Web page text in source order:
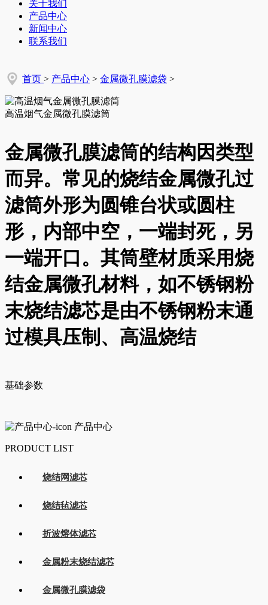
关于我们
产品中心
新闻中心
联系我们
首页 > 产品中心 > 金属微孔膜滤袋 >
高温烟气金属微孔膜滤筒
金属微孔膜滤筒的结构因类型
而异。常见的烧结金属微孔过
滤筒外形为圆锥台状或圆柱
形，内部中空，一端封死，另
一端开口。其筒壁材质采用烧
结金属微孔材料，如不锈钢粉
末烧结滤芯是由不锈钢粉末通
过模具压制、高温烧结
基础参数
产品中心
PRODUCT LIST
烧结网滤芯
烧结毡滤芯
折波熔体滤芯
金属粉末烧结滤芯
金属微孔膜滤袋